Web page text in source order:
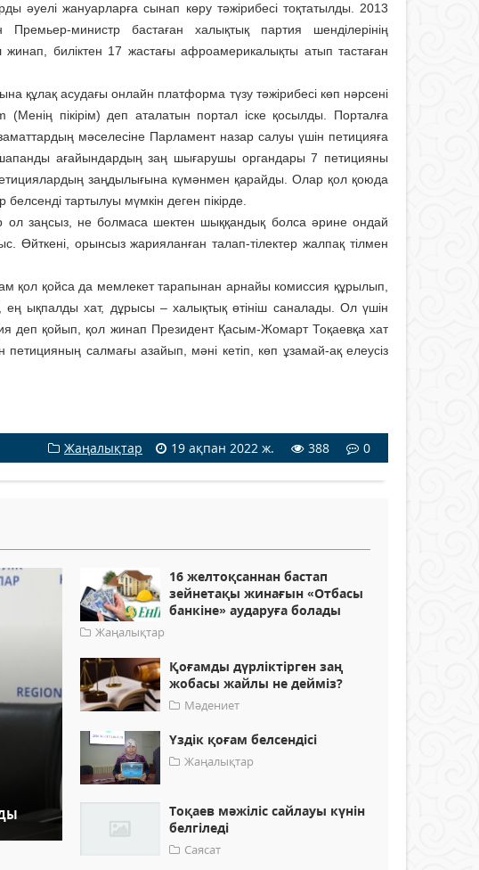
әуелі жануарларға сынап көру тәжірибесі тоқтатылды. 2013
министр бастаған халықтық партия шенділерінің
биліктен 17 жастағы афроамерикалықты атып тастаған
құлақ асудағы онлайн платформа түзу тәжірибесі көп нәрсені
пікірім) деп аталатын портал іске қосылды. Порталға
мәселесіне Парламент назар салуы үшін петицияға
ағайындардың заң шығарушы органдары 7 петицияны
заңдылығына күмәнмен қарайды. Олар қол қоюда
белсенді тартылуы мүмкін деген пікірде.
ол заңсыз, не болмаса шектен шыққандық болса әрине ондай
Өйткені, орынсыз жарияланған талап-тілектер жалпақ тілмен
қол қойса да мемлекет тарапынан арнайы комиссия құрылып,
ең ықпалды хат, дұрысы – халықтық өтініш саналады. Ол үшін
деп қойып, қол жинап Президент Қасым-Жомарт Тоқаевқа хат
петицияның салмағы азайып, мәні кетіп, көп ұзамай-ақ елеусіз
Жаңалықтар 19 ақпан 2022 ж. 388 0
16 желтоқсаннан бастап
зейнетақы жинағын «Отбасы
банкіне» аударуға болады
Жаңалықтар
Қоғамды дүрліктірген заң
жобасы жайлы не дейміз?
Мәдениет
Үздік қоғам белсендісі
Жаңалықтар
Тоқаев мәжіліс сайлауы күнін
белгіледі
Саясат